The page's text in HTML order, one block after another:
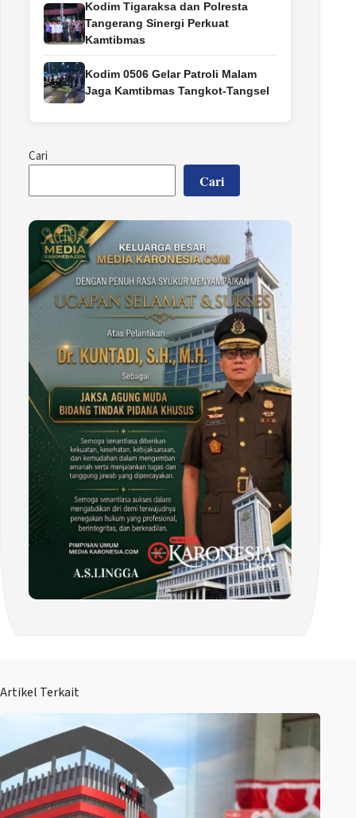
Kodim Tigaraksa dan Polresta
Tangerang Sinergi Perkuat
Kamtibmas
Kodim 0506 Gelar Patroli Malam
Jaga Kamtibmas Tangkot-Tangsel
Cari
Cari
Artikel Terkait